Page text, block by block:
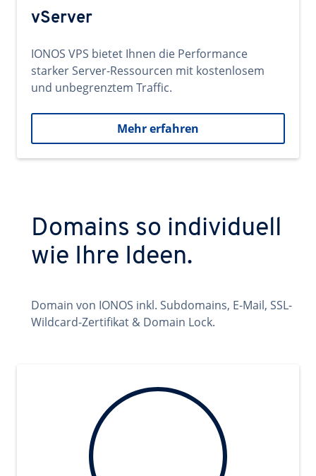
vServer
IONOS VPS bietet Ihnen die Performance
starker Server-Ressourcen mit kostenlosem
und unbegrenztem Traffic.
Mehr erfahren
Domains so individuell
wie Ihre Ideen.
Domain von IONOS inkl. Subdomains, E-Mail, SSL-
Wildcard-Zertifikat & Domain Lock.